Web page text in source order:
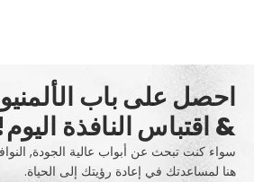
احصل على باب
& اقتباس النافذة اليوم!
سواء كنت تبحث عن أبواب عالية الجودة,
هنا لمساعدتك في إعادة رؤيتك إلى الحياة.